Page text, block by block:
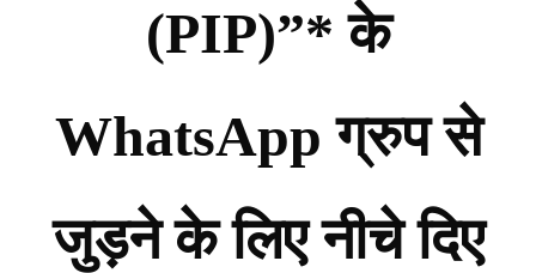
(PIP)”* के
WhatsApp ग्रुप से
जुड़ने के लिए नीचे दिए